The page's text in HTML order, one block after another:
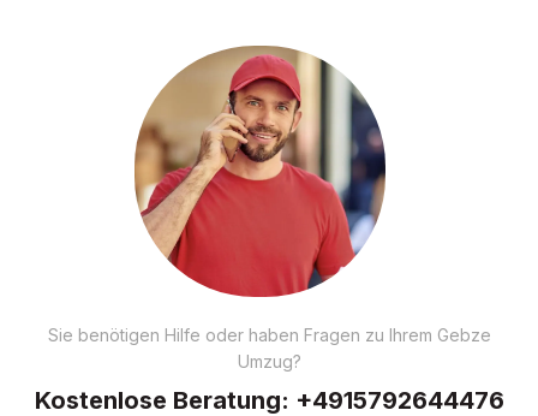
Sie benötigen Hilfe oder haben Fragen zu Ihrem Gebze
Umzug?
Kostenlose Beratung: +4915792644476